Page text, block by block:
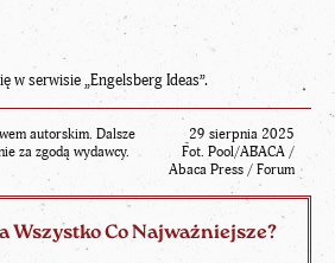
w serwisie„Engelsberg Ideas”.
autorskim. Dalsze
za zgodą wydawcy.
29 sierpnia 2025
Fot. Pool/ABACA /
Abaca Press / Forum
Wszystko Co Najważniejsze?